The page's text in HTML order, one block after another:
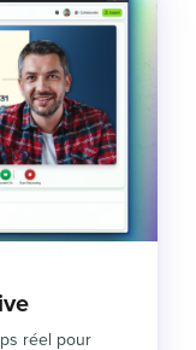
réel pour